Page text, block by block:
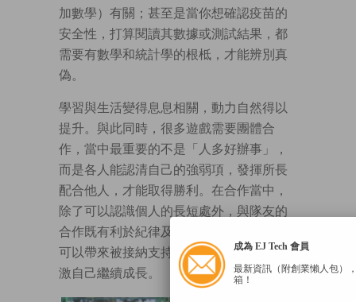
加數學）有關；甚至是當你想確認疫苗的
安全性，打算閱讀其數據或測試結果，都
需要有數學和統計學的根柢，才能辨別真
偽。
學習與生活變得息息相關，動力自然得以
提升。與此同時，很多遊戲需要團體合
作，當中最重要的不是「人多好辦事」，
而是各人能認清自己的強弱項，發揮所長
配合他人，才能取得勝利。在合作當中，
除了可以認識個人的長短處外，與隊友的
合作既有利於紀律及人際關係的培育，也
可以帶來被接納支持等正面情緒，從而刺
激自己繼續成長。
成為 EJ Tech 會員
最新資訊（附創業懶人包）
箱！